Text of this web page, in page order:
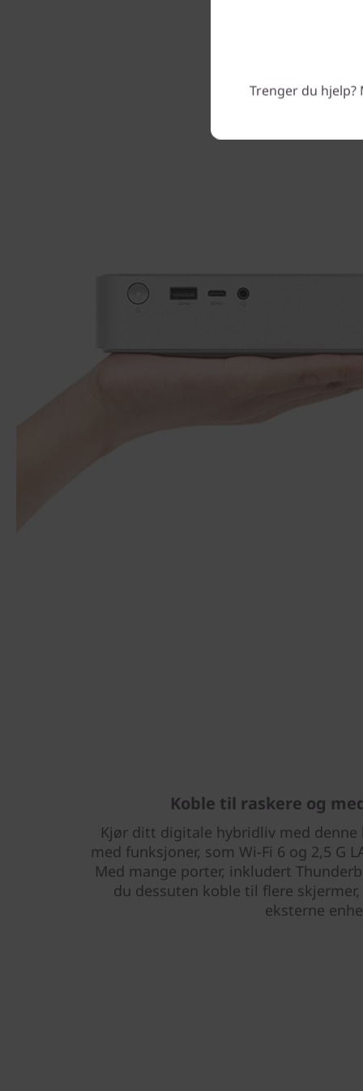
Koble til raskere og
Kjør ditt digitale hybridliv med denne
med funksjoner, som Wi-Fi 6 og 2,5 G
Med mange porter, inkludert
du dessuten koble til flere
eksterne
Trenger du hjelp?